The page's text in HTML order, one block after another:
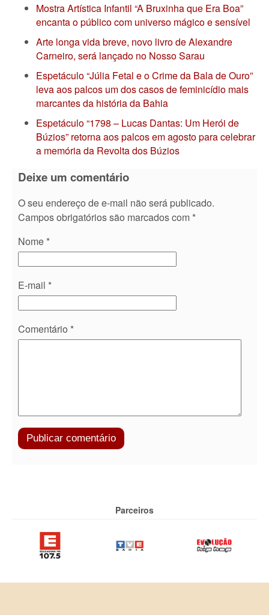
Mostra Artística Infantil “A Bruxinha que Era Boa”
encanta o público com universo mágico e sensível
Arte longa vida breve, novo livro de Alexandre
Carneiro, será lançado no Nosso Sarau
Espetáculo “Júlia Fetal e o Crime da Bala de Ouro”
leva aos palcos um dos casos de feminicídio mais
marcantes da história da Bahia
Espetáculo “1798 – Lucas Dantas: Um Herói de
Búzios” retorna aos palcos em agosto para celebrar
a memória da Revolta dos Búzios
Deixe um comentário
O seu endereço de e-mail não será publicado.
Campos obrigatórios são marcados com *
Nome *
E-mail *
Comentário *
Parceiros